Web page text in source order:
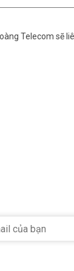
Telecom sẽ